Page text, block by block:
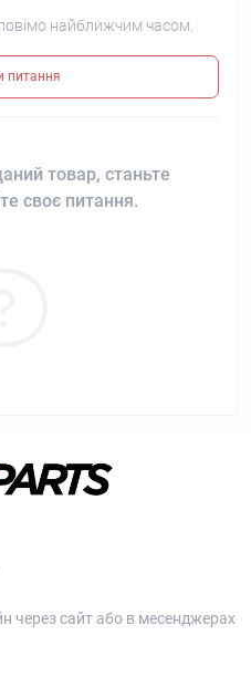
найближчим часом.
питання
товар, станьте
своє питання.
через сайт або в месенджерах